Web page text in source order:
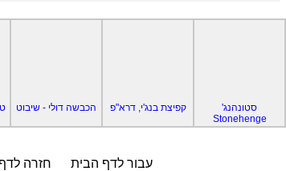
סטונהנג'
Stonehenge
קפיצת בנג'י, דרא"פ הכבשה דולי - שיבוט
עבור לדף הבית חזרה